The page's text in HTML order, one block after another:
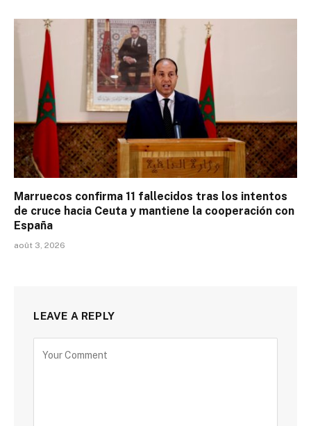
Marruecos confirma 11 fallecidos tras los intentos
de cruce hacia Ceuta y mantiene la cooperación con
España
août 3, 2026
LEAVE A REPLY